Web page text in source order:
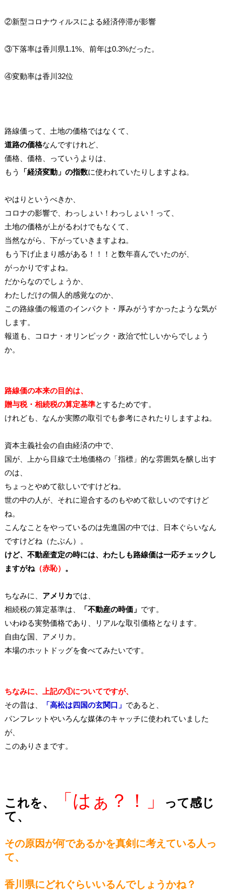
②新型コロナウィルスによる経済停滞が影響
③下落率は香川県1.1%、前年は0.3%だった。
④変動率は香川32位
路線価って、土地の価格ではなくて、
道路の価格なんですけれど、
価格、価格、っていうよりは、
もう
「経済変動」の指数に使われていたりしますよね。
やはりというべきか、
コロナの影響で、わっしょい！わっしょい！って、
土地の価格が上がるわけでもなくて、
当然ながら、下がっていきますよね。
もう下げ止まり感がある！！！と数年喜んでいたのが、
がっかりですよね。
だからなのでしょうか、
わたしだけの個人的感覚なのか、
この路線価の報道のインパクト・厚みがうすかったような気が
します。
報道も、コロナ・オリンピック・政治で忙しいからでしょう
か。
路線価の本来の目的は、
贈与税・相続税の算定基準とするためです。
けれども、なんか実際の取引でも参考にされたりしますよね。
資本主義社会の自由経済の中で、
国が、上から目線で土地価格の「指標」的な雰囲気を醸し出す
のは、
ちょっとやめて欲しいですけどね。
世の中の人が、それに迎合するのもやめて欲しいのですけど
ね。
こんなことをやっているのは先進国の中では、日本ぐらいなん
ですけどね（たぶん）。
けど、不動産査定の時には、わたしも路線価は一応チェックし
ますがね（赤恥） 。
ちなみに、 アメリカでは、
相続税の算定基準は、
「不動産の時価」 です。
いわゆる実勢価格であり、リアルな取引価格となります。
自由な国、アメリカ。
本場のホットドッグを食べてみたいです。
ちなみに、上記の①についてですが、
その昔は、
「高松は四国の玄関口」 であると、
パンフレットやいろんな媒体のキャッチに使われていました
が、
このありさまです。
これを、 「はぁ？！」
って感じ
て、
その原因が何であるかを真剣に考えている人っ
て、
香川県にどれぐらいいるんでしょうかね？